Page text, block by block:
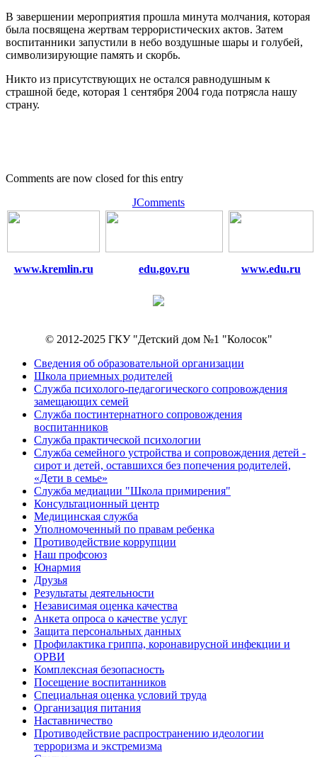
В завершении мероприятия прошла минута молчания, которая
была посвящена жертвам террористических актов. Затем
воспитанники запустили в небо воздушные шары и голубей,
символизирующие память и скорбь.
Никто из присутствующих не остался равнодушным к
страшной беде, которая 1 сентября 2004 года потрясла нашу
страну.
Comments are now closed for this entry
JComments
www.kremlin.ru edu.gov.ru www.edu.ru
© 2012-2025 ГКУ "Детский дом №1 "Колосок"
Сведения об образовательной организации
Школа приемных родителей
Служба психолого-педагогического сопровождения
замещающих семей
Cлужба постинтернатного сопровождения
воспитанников
Служба практической психологии
Служба семейного устройства и сопровождения детей -
сирот и детей, оставшихся без попечения родителей,
«Дети в семье»
Служба медиации "Школа примирения"
Консультационный центр
Медицинская служба
Уполномоченный по правам ребенка
Противодействие коррупции
Наш профсоюз
Юнармия
Друзья
Результаты деятельности
Независимая оценка качества
Анкета опроса о качестве услуг
Защита персональных данных
Профилактика гриппа, коронавирусной инфекции и
ОРВИ
Комплексная безопасность
Посещение воспитанников
Специальная оценка условий труда
Организация питания
Наставничество
Противодействие распространению идеологии
терроризма и экстремизма